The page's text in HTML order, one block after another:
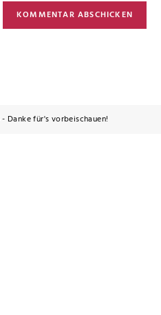
Danke für's vorbeischauen!